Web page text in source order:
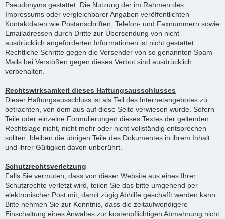
Pseudonyms gestattet. Die Nutzung der im Rahmen des
Impressums oder vergleichbarer Angaben veröffentlichten
Kontaktdaten wie Postanschriften, Telefon- und Faxnummern sowie
Emailadressen durch Dritte zur Übersendung von nicht
ausdrücklich angeforderten Informationen ist nicht gestattet.
Rechtliche Schritte gegen die Versender von so genannten Spam-
Mails bei Verstößen gegen dieses Verbot sind ausdrücklich
vorbehalten.
Rechtswirksamkeit dieses Haftungsausschlusses
Dieser Haftungsausschluss ist als Teil des Internetangebotes zu
betrachten, von dem aus auf diese Seite verwiesen wurde. Sofern
Teile oder einzelne Formulierungen dieses Textes der geltenden
Rechtslage nicht, nicht mehr oder nicht vollständig entsprechen
sollten, bleiben die übrigen Teile des Dokumentes in ihrem Inhalt
und ihrer Gültigkeit davon unberührt.
Schutzrechtsverletzung
Falls Sie vermuten, dass von dieser Website aus eines Ihrer
Schutzrechte verletzt wird, teilen Sie das bitte umgehend per
elektronischer Post mit, damit zügig Abhilfe geschafft werden kann.
Bitte nehmen Sie zur Kenntnis, dass die zeitaufwendigere
Einschaltung eines Anwaltes zur kostenpflichtigen Abmahnung nicht